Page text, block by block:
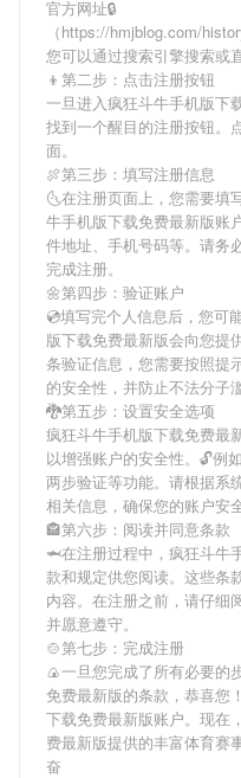
官方网址🔒
（https://hmjblog.com/
您可以通过搜索引擎搜索或
👦第二步：点击注册按钮
一旦进入疯狂斗牛手机版下
找到一个醒目的注册按钮。
面。
🍖第三步：填写注册信息
🌜在注册页面上，您需要填
牛手机版下载免费最新版账
件地址、手机号码等。请务
完成注册。
🌼第四步：验证账户
💿填写完个人信息后，您可
版下载免费最新版会向您提
条验证信息，您需要按照提
的安全性，并防止不法分子
🐉第五步：设置安全选项
疯狂斗牛手机版下载免费最
以增强账户的安全性。🔓例
两步验证等功能。请根据系
相关信息，确保您的账户安全
🏤第六步：阅读并同意条款
🦈在注册过程中， 疯狂斗牛
款和规定供您阅读。这些条
内容。在注册之前，请仔细
并愿意遵守。
🍲第七步：完成注册
🍙一旦您完成了所有必要的
免费最新版的条款，恭喜您
下载免费最新版账户。现在
费最新版提供的丰富体育赛
奋